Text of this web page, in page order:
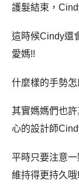
護髮結束，
這時候Cindy還
愛媽!!
什麼樣的手勢怎
其實媽媽們也
心的設計師
平時只要注意一
維持得更持久哦